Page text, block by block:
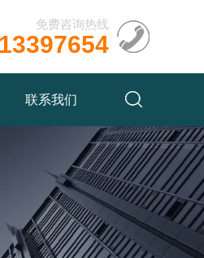
免费咨询热线
联系我们